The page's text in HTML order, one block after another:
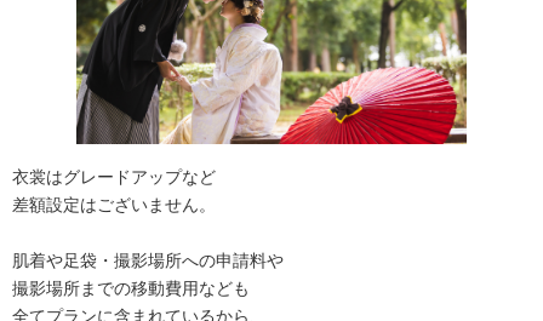
衣裳はグレードアップなど
差額設定はございません。
肌着や足袋・撮影場所への申請料や
撮影場所までの移動費用なども
全てプランに含まれているから、